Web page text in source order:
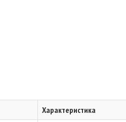
Характеристика